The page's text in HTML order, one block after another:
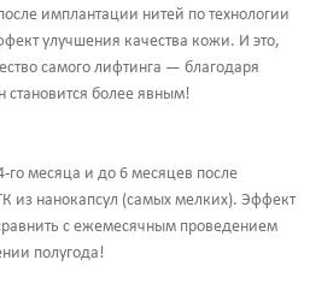
имплантации нитей по технологии
улучшения качества кожи. И это,
самого лифтинга — благодаря
более явным!
го месяца и до 6 месяцев после
из нанокапсул (самых мелких). Эффект
с ежемесячным проведением
полугода!